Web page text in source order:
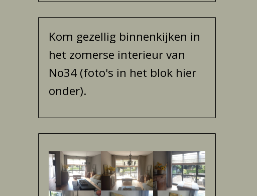
Kom gezellig binnenkijken in
het zomerse interieur van
No34 (foto's in het blok hier
onder).